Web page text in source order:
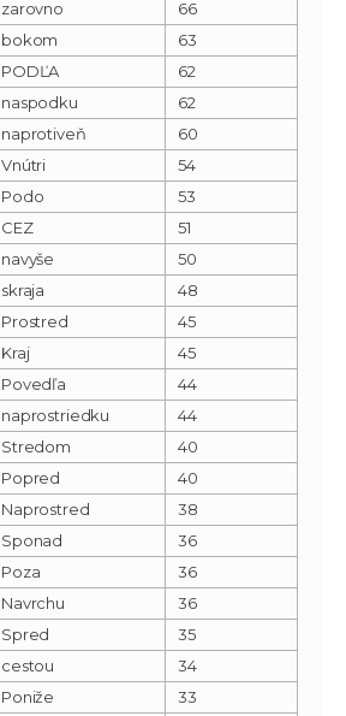
zarovno
66
bokom
63
PODĽA
62
naspodku
62
naprotiveň
60
Vnútri
54
Podo
53
CEZ
51
navyše
50
skraja
48
Prostred
45
Kraj
45
Povedľa
44
naprostriedku
44
Stredom
40
Popred
40
Naprostred
38
Sponad
36
Poza
36
Navrchu
36
Spred
35
cestou
34
Poniže
33